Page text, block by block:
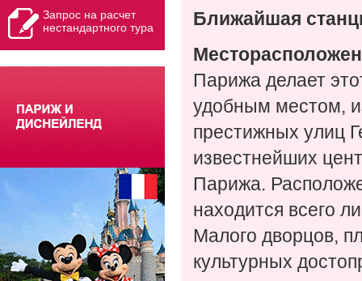
Запрос на расчет
нестандартного тура
Ближайшая
Парижа делает
удобным местом,
престижных улиц
известнейших
Парижа.
находится всего
Малого дворцов,
культурных